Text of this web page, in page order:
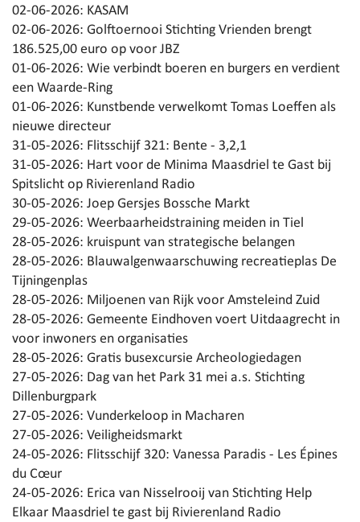
02-06-2026: KASAM
02-06-2026: Golftoernooi Stichting Vrienden brengt
186.525,00 euro op voor JBZ
01-06-2026: Wie verbindt boeren en burgers en verdient
een Waarde-Ring
01-06-2026: Kunstbende verwelkomt Tomas Loeffen als
nieuwe directeur
31-05-2026: Flitsschijf 321: Bente - 3,2,1
31-05-2026: Hart voor de Minima Maasdriel te Gast bij
Spitslicht op Rivierenland Radio
30-05-2026: Joep Gersjes Bossche Markt
29-05-2026: Weerbaarheidstraining meiden in Tiel
28-05-2026: kruispunt van strategische belangen
28-05-2026: Blauwalgenwaarschuwing recreatieplas De
Tijningenplas
28-05-2026: Miljoenen van Rijk voor Amsteleind Zuid
28-05-2026: Gemeente Eindhoven voert Uitdaagrecht in
voor inwoners en organisaties
28-05-2026: Gratis busexcursie Archeologiedagen
27-05-2026: Dag van het Park 31 mei a.s. Stichting
Dillenburgpark
27-05-2026: Vunderkeloop in Macharen
27-05-2026: Veiligheidsmarkt
24-05-2026: Flitsschijf 320: Vanessa Paradis - Les Épines
du Cœur
24-05-2026: Erica van Nisselrooij van Stichting Help
Elkaar Maasdriel te gast bij Rivierenland Radio